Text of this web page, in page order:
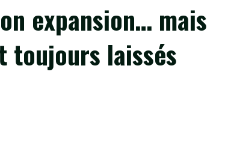
expansion… mais
toujours laissés